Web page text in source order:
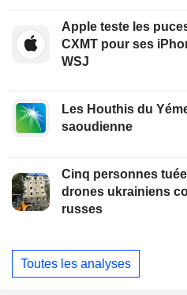
Apple teste les
CXMT pour ses
WSJ
Les Houthis du
saoudienne
Cinq personnes
drones ukrainiens
russes
Toutes les analyses